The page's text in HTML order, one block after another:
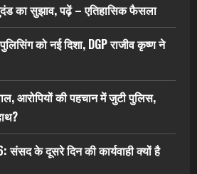
का सुझाव, पढ़ें – एत‍िहास‍िक फैसला
को नई दिशा, DGP राजीव कृष्ण ने
आरोपियों की पहचान में जुटी पुलिस,
के दूसरे दिन की कार्यवाही क्यों है